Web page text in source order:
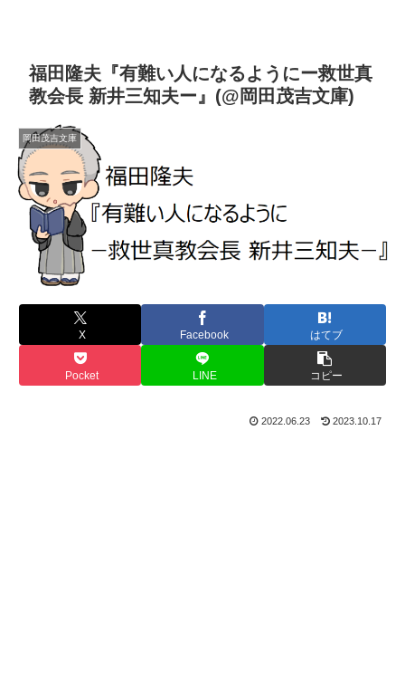
福田隆夫『有難い人になるようにー救世真
教会長 新井三知夫ー』(@岡田茂吉文庫)
岡田茂吉文庫
X Facebook はてブ
Pocket LINE コピー
2022.06.23 2023.10.17